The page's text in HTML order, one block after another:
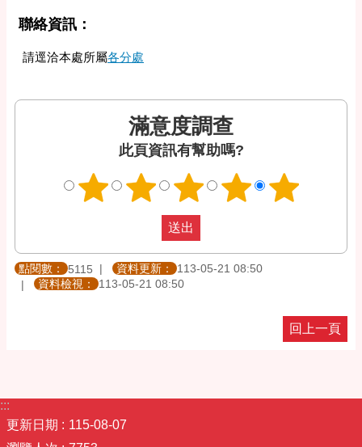
聯絡資訊：
請逕洽本處所屬各分處
滿意度調查
此頁資訊有幫助嗎?
點閱數： 5115 資料更新：
113-05-21 08:50
資料檢視：
113-05-21 08:50
回上一頁
:::
更新日期
115-08-07